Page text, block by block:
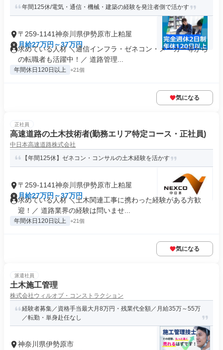
年間125休/電気・通信・機械・建築の経験を発注者側で活かす
〒259-1141神奈川県伊勢原市上粕屋
月給27万円～37万円
求めている人材 ＼通信インフラ・ゼネコン・メーカー等から
の転職者も活躍中！／ 道路管理...
年間休日120日以上 +21個
気になる
正社員
高速道路の土木技術者(勤務エリア特定コース・正社員)
中日本高速道路株式会社
【年間125休】ゼネコン・コンサルの土木経験を活かす
〒259-1141神奈川県伊勢原市上粕屋
月給27万円～37万円
求めている人材 ＼土木関連工事に携わった経験がある方歓
迎！／ 道路業界の経験は問いませ...
年間休日120日以上 +21個
気になる
派遣社員
土木施工管理
株式会社ウィルオブ・コンストラクション
経験者募集／資格手当最大月8万円・残業代全額／月給35万～55万
／転勤・単身赴任なし
神奈川県伊勢原市